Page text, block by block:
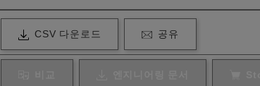
CSV 다운로드 공유